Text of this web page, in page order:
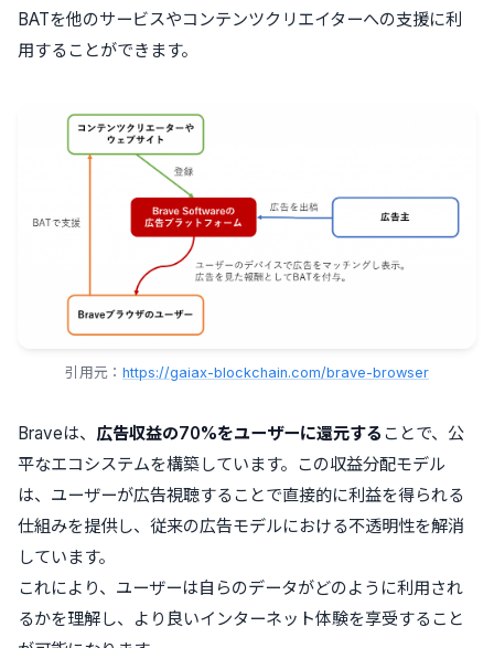
BATを他のサービスやコンテンツクリエイターへの支援に利
用することができます。
引用元： https://gaiax-blockchain.com/brave-browser
Braveは、 広告収益の70%をユーザーに還元する ことで、公
平なエコシステムを構築しています。この収益分配モデル
は、ユーザーが広告視聴することで直接的に利益を得られる
仕組みを提供し、従来の広告モデルにおける不透明性を解消
しています。
これにより、ユーザーは自らのデータがどのように利用され
るかを理解し、より良いインターネット体験を享受すること